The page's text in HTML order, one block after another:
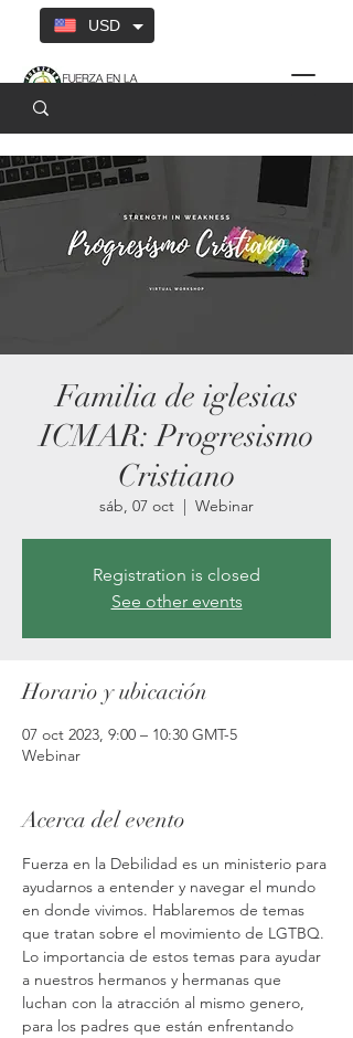
Familia de iglesias
ICMAR: Progresismo
Cristiano
sáb, 07 oct
  |
Webinar
Registration is closed
See other events
Horario y ubicación
07 oct 2023, 9:00 – 10:30 GMT-5
Webinar
Acerca del evento
Fuerza en la Debilidad es un ministerio para
ayudarnos a entender y navegar el mundo
en donde vivimos. Hablaremos de temas
que tratan sobre el movimiento de LGTBQ.
Lo importancia de estos temas para ayudar
a nuestros hermanos y hermanas que
luchan con la atracción al mismo genero,
para los padres que están enfrentando
USD